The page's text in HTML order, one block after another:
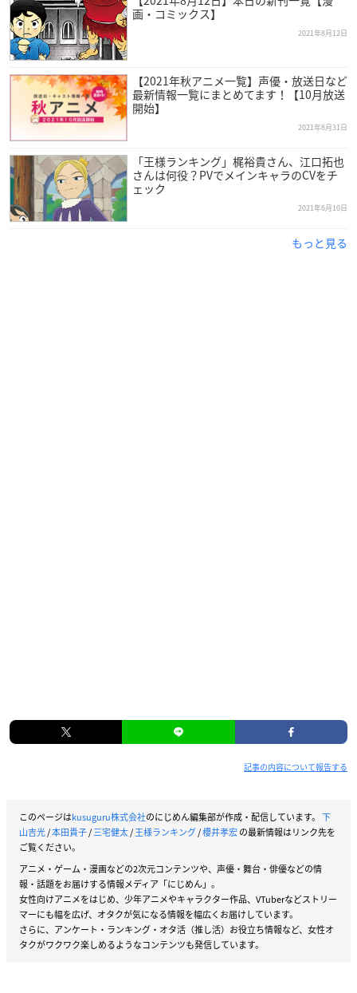
ボッジの人生は大きく動きだす―――。
【スタッフ】
原作：十日草輔 『王様ランキング』（ビームコミックス／KAD
OKAWA刊）
監督：八田洋介
シリーズ構成：岸本 卓
キャラクターデザイン・総作画監督：野崎あつこ
サブキャラクターデザイン・総作画監督：河毛雅妃
副監督：今井有文
チーフ演出：渕上 真
デスパー：櫻井孝宏
※敬称略
画・コミックス】
2021年8月12日
【2021年秋アニメ一覧】声優・放送日など
最新情報一覧にまとめてます！【10月放送
開始】
2021年8月31日
「王様ランキング」梶裕貴さん、江口拓也
さんは何役？PVでメインキャラのCVをチ
ェック
2021年6月10日
もっと見る
記事の内容について報告する
このページはkusuguru株式会社のにじめん編集部が作成・配信しています。 下
山吉光/本田貴子/三宅健太/王様ランキング/櫻井孝宏の最新情報はリンク先を
ご覧ください。
アニメ・ゲーム・漫画などの2次元コンテンツや、声優・舞台・俳優などの情
報・話題をお届けする情報メディア「にじめん」。
女性向けアニメをはじめ、少年アニメやキャラクター作品、VTuberなどストリー
マーにも幅を広げ、オタクが気になる情報を幅広くお届けしています。
さらに、アンケート・ランキング・オタ活（推し活）お役立ち情報など、女性オ
タクがワクワク楽しめるようなコンテンツも発信しています。